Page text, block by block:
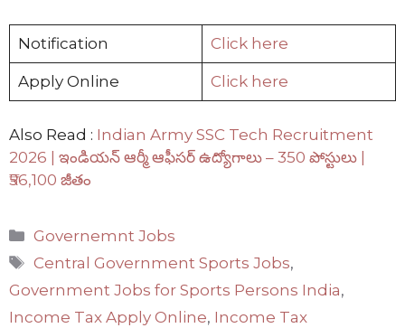
Notification Click here
Apply Online Click here
Also Read : Indian Army SSC Tech Recruitment
2026 | ఇండియన్ ఆర్మీ ఆఫీసర్ ఉద్యోగాలు – 350 పోస్టులు |
₹56,100 జీతం
Categories
Governemnt Jobs
Tags
Central Government Sports Jobs,
Government Jobs for Sports Persons India,
Income Tax Apply Online, Income Tax